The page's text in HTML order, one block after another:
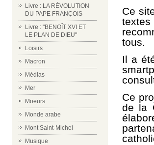
Livre : LA RÉVOLUTION
DU PAPE FRANÇOIS
Livre : "BENOÎT XVI ET
LE PLAN DE DIEU"
Loisirs
Macron
Médias
Mer
Moeurs
Monde arabe
Mont Saint-Michel
Musique
Ce
tous.
Il a
Ce
de la